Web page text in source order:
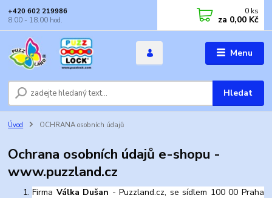
Menu
Hledat
+420 602 219986
8.00 - 18.00 hod.
0 ks
za 0,00 Kč
Úvod OCHRANA osobních údajů
Ochrana osobních údajů e-shopu -
www.puzzland.cz
Firma Válka Dušan - Puzzland.cz, se sídlem 100 00 Praha